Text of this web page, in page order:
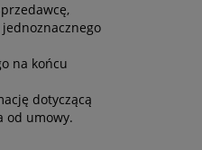
na końcu
dotyczącą
od umowy.